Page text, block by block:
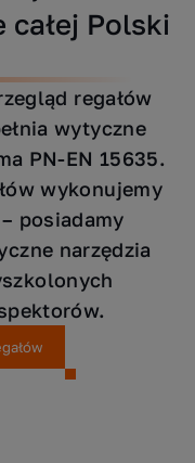
całej Polski
regałów
wytyczne
PN-EN 15635.
wykonujemy
posiadamy
narzędzia